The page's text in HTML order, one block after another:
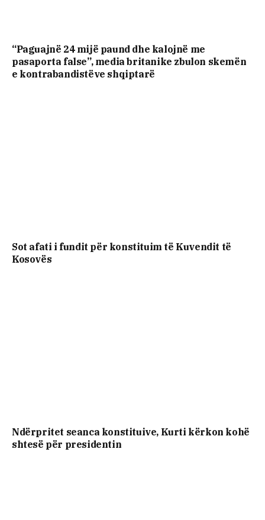
“Paguajnë 24 mijë paund dhe kalojnë me
pasaporta false”, media britanike zbulon skemën
e kontrabandistëve shqiptarë
Sot afati i fundit për konstituim të Kuvendit të
Kosovës
Ndërpritet seanca konstituive, Kurti kërkon kohë
shtesë për presidentin